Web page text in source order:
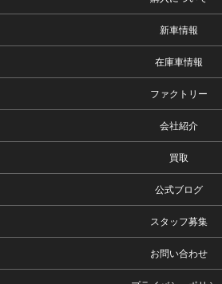
新車情報
在庫車情報
ファクトリー
会社紹介
買取
公式ブログ
スタッフ募集
お問い合わせ